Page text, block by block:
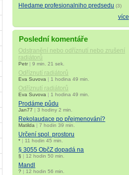
Hledame profesionalniho predsedu (3)
více
Poslední komentáře
Odstranění nebo odříznutí nebo zrušení
radiátorů
Petr|9 min. 21 sek.
Odříznutí radiátorů
Eva Suvova | 1 hodina 49 min.
Odříznutí radiátorů
Eva Suvova | 1 hodina 49 min.
Prodáme půdu
Jan77 |3 hodiny 2 min.
Rekolaudace po přejmenování?
Matilda |7 hodin 39 min.
Určení spol. prostoru
* | 11 hodin 45 min.
§ 3055 ObčZ dopadá na
§ | 12 hodin 50 min.
Mandl
? | 12 hodin 56 min.